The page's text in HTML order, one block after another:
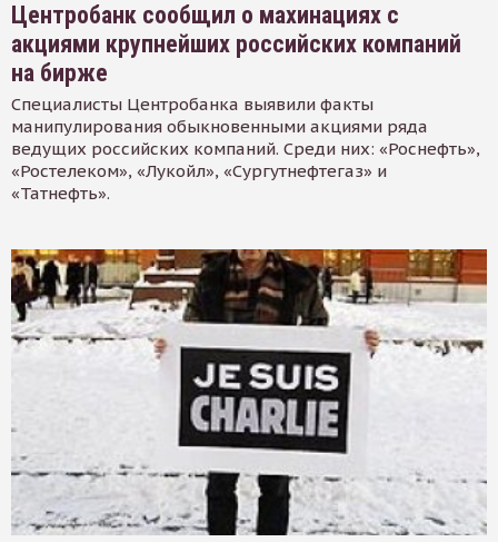
Центробанк сообщил о махинациях с
акциями крупнейших российских компаний
на бирже
Специалисты Центробанка выявили факты
манипулирования обыкновенными акциями ряда
ведущих российских компаний. Среди них: «Роснефть»,
«Ростелеком», «Лукойл», «Сургутнефтегаз» и
«Татнефть».